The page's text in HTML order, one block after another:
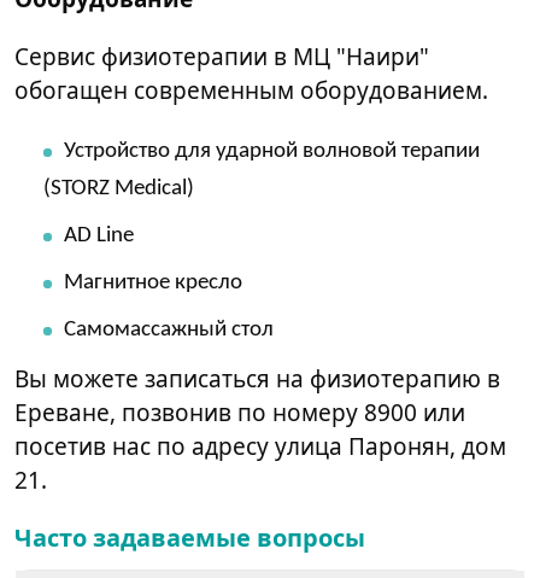
Сервис физиотерапии в МЦ "Наири"
обогащен современным оборудованием.
Устройство для ударной волновой терапии
(STORZ Medical)
AD Line
Магнитное кресло
Самомассажный стол
Вы можете записаться на физиотерапию в
Ереване, позвонив по номеру 8900 или
посетив нас по адресу улица Паронян, дом
21.
Часто задаваемые вопросы